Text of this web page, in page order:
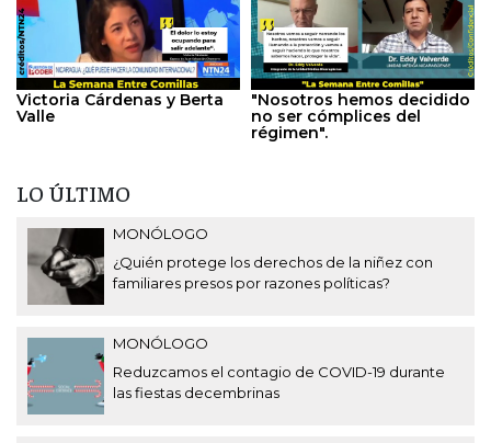
Victoria Cárdenas y Berta
Valle
"Nosotros hemos decidido
no ser cómplices del
régimen".
LO ÚLTIMO
MONÓLOGO
¿Quién protege los derechos de la niñez con
familiares presos por razones políticas?
MONÓLOGO
Reduzcamos el contagio de COVID-19 durante
las fiestas decembrinas